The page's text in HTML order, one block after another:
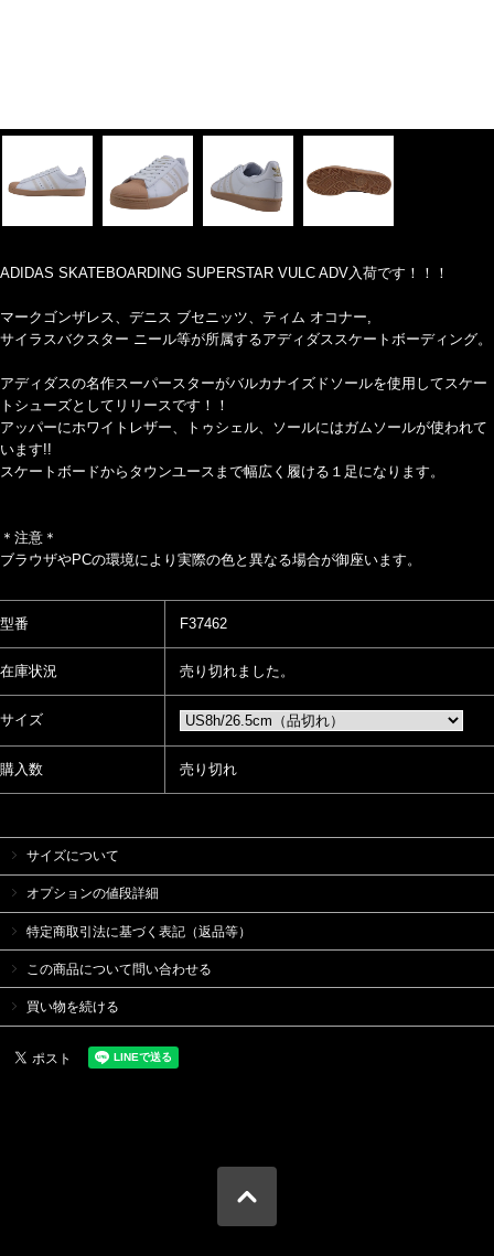
ADIDAS SKATEBOARDING SUPERSTAR VULC ADV入荷です！！！
マークゴンザレス、デニス ブセニッツ、ティム オコナー,
サイラスバクスター ニール等が所属するアディダススケートボーディング。
アディダスの名作スーパースターがバルカナイズドソールを使用してスケー
トシューズとしてリリースです！！
アッパーにホワイトレザー、トゥシェル、ソールにはガムソールが使われて
います!!
スケートボードからタウンユースまで幅広く履ける１足になります。
＊注意＊
ブラウザやPCの環境により実際の色と異なる場合が御座います。
型番 F37462
在庫状況 売り切れました。
サイズ
購入数 売り切れ
サイズについて
オプションの値段詳細
特定商取引法に基づく表記（返品等）
この商品について問い合わせる
買い物を続ける